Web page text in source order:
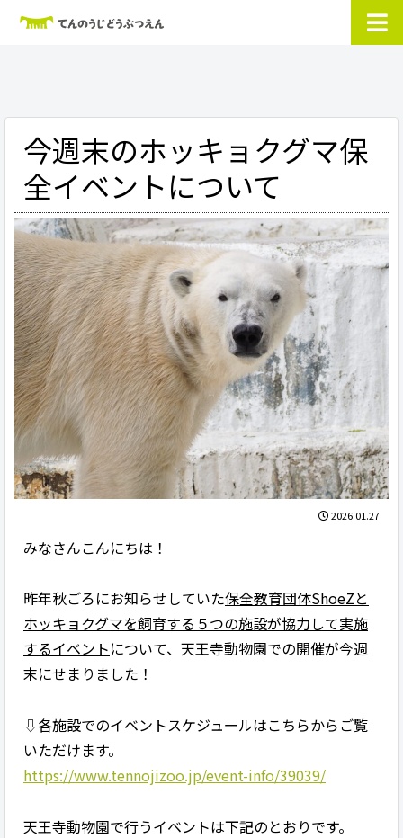
今週末のホッキョクグマ保
全イベントについて
2026.01.27
みなさんこんにちは！
昨年秋ごろにお知らせしていた保全教育団体ShoeZと
ホッキョクグマを飼育する５つの施設が協力して実施
するイベントについて、天王寺動物園での開催が今週
末にせまりました！
⇩各施設でのイベントスケジュールはこちらからご覧
いただけます。
https://www.tennojizoo.jp/event-info/39039/
天王寺動物園で行うイベントは下記のとおりです。